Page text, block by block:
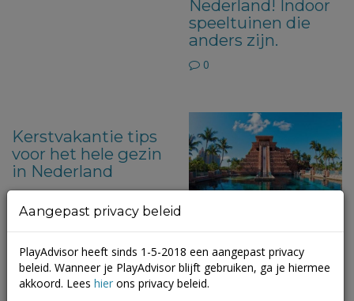
Nederland! Indoor
speeltuinen die
anders zijn.
0
Kerstvakantie tips
voor het hele gezin
in Nederland
Bucketlist: de
gaafste
waterglijbanen ter
Aangepast privacy beleid
PlayAdvisor heeft sinds 1-5-2018 een aangepast privacy
beleid. Wanneer je PlayAdvisor blijft gebruiken, ga je hiermee
akkoord. Lees hier ons privacy beleid.